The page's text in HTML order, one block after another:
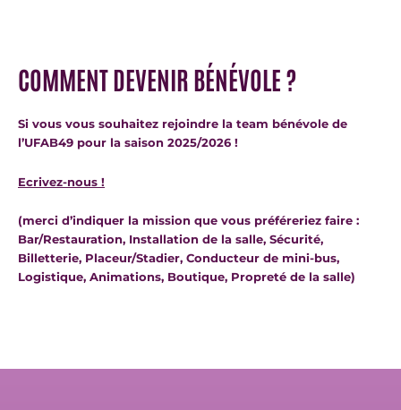
COMMENT DEVENIR BÉNÉVOLE ?
Si vous vous souhaitez rejoindre la team bénévole de
l’UFAB49 pour la saison 2025/2026 !
Ecrivez-nous !
(merci d’indiquer la mission que vous préféreriez faire :
Bar/Restauration, Installation de la salle, Sécurité,
Billetterie, Placeur/Stadier, Conducteur de mini-bus,
Logistique, Animations, Boutique, Propreté de la salle)